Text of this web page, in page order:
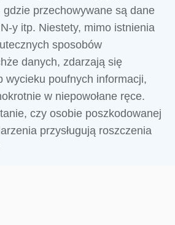
przechowywane są dane
y itp. Niestety, mimo istnienia
sposobów
danych, zdarzają się
wycieku poufnych informacji,
w niepowołane ręce.
czy osobie poszkodowanej
przysługują roszczenia